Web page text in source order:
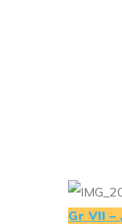
Gr VII –